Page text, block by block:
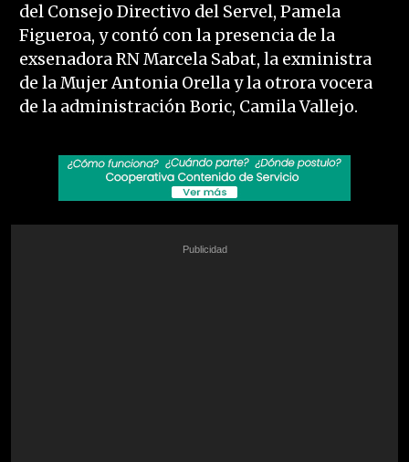
del Consejo Directivo del Servel, Pamela
Figueroa, y contó con la presencia de la
exsenadora RN Marcela Sabat, la exministra
de la Mujer Antonia Orella y la otrora vocera
de la administración Boric, Camila Vallejo.